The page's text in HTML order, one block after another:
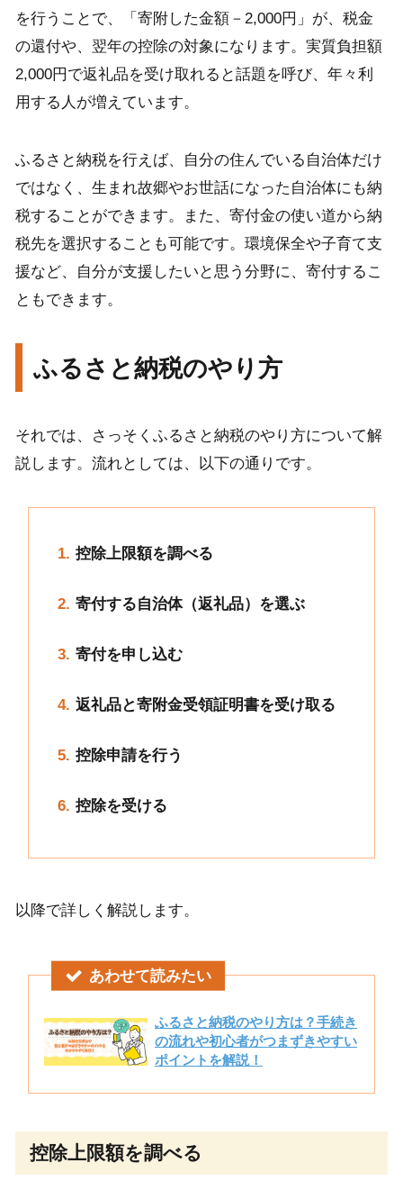
を行うことで、「寄附した金額－2,000円」が、税金
の還付や、翌年の控除の対象になります。実質負担額
2,000円で返礼品を受け取れると話題を呼び、年々利
用する人が増えています。
ふるさと納税を行えば、自分の住んでいる自治体だけ
ではなく、生まれ故郷やお世話になった自治体にも納
税することができます。また、寄付金の使い道から納
税先を選択することも可能です。環境保全や子育て支
援など、自分が支援したいと思う分野に、寄付するこ
ともできます。
ふるさと納税のやり方
それでは、さっそくふるさと納税のやり方について解
説します。流れとしては、以下の通りです。
控除上限額を調べる
寄付する自治体（返礼品）を選ぶ
寄付を申し込む
返礼品と寄附金受領証明書を受け取る
控除申請を行う
控除を受ける
以降で詳しく解説します。
あわせて読みたい
ふるさと納税のやり方は？手続き
の流れや初心者がつまずきやすい
ポイントを解説！
控除上限額を調べる